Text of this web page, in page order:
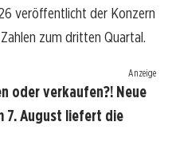
veröffentlicht der Konzern
zum dritten Quartal.
Anzeige
oder verkaufen?! Neue
7. August liefert die